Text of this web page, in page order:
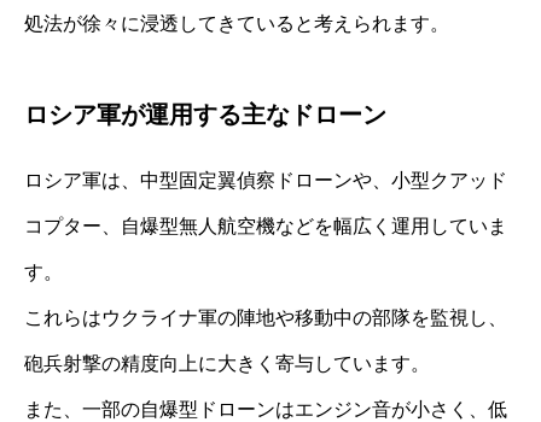
処法が徐々に浸透してきていると考えられます。
ロシア軍が運用する主なドローン
ロシア軍は、中型固定翼偵察ドローンや、小型クアッド
コプター、自爆型無人航空機などを幅広く運用していま
す。
これらはウクライナ軍の陣地や移動中の部隊を監視し、
砲兵射撃の精度向上に大きく寄与しています。
また、一部の自爆型ドローンはエンジン音が小さく、低